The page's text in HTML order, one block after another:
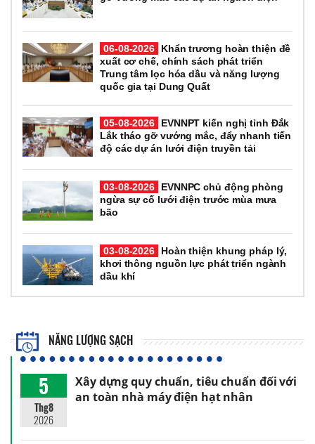
06-08-2026
Khẩn trương hoàn thiện đề
xuất cơ chế, chính sách phát triển
Trung tâm lọc hóa dầu và năng lượng
quốc gia tại Dung Quất
05-08-2026
EVNNPT kiến nghị tỉnh Đắk
Lắk tháo gỡ vướng mắc, đẩy nhanh tiến
độ các dự án lưới điện truyền tải
03-08-2026
EVNNPC chủ động phòng
ngừa sự cố lưới điện trước mùa mưa
bão
03-08-2026
Hoàn thiện khung pháp lý,
khơi thông nguồn lực phát triển ngành
dầu khí
NĂNG LƯỢNG SẠCH
5
Thg8
2026
Xây dựng quy chuẩn, tiêu chuẩn đối với
an toàn nhà máy điện hạt nhân